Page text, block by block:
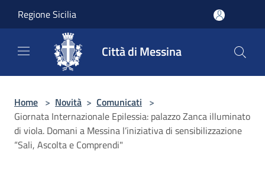
Regione Sicilia
Città di Messina
Home > Novità > Comunicati >
Giornata Internazionale Epilessia: palazzo Zanca illuminato
di viola. Domani a Messina l’iniziativa di sensibilizzazione
“Sali, Ascolta e Comprendi"